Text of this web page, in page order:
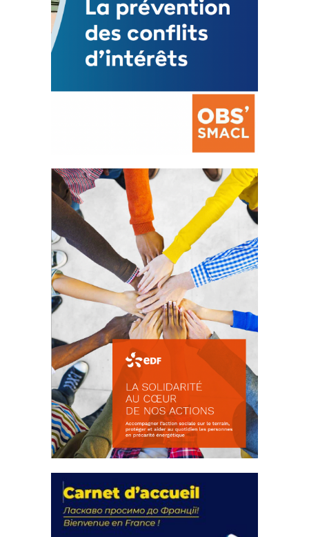
La prévention des conflits
d’intérêts
18 septembre 2023
FEUILLETER
actions
18 septembre 2023
FEUILLETER